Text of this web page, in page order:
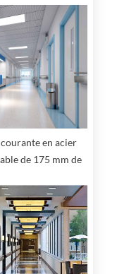
en acier
de 175 mm de